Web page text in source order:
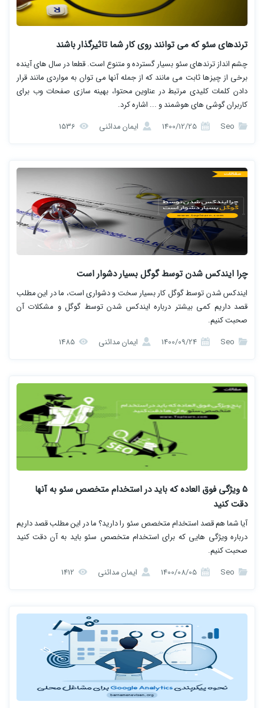
ترندهای سئو که می توانند روی کار شما تاثیرگذار باشند
چشم انداز ترندهای سئو بسیار گسترده و متنوع است. قطعا در سال های آینده
برخی از چیزها ثابت می مانند که از جمله آنها می توان به مواردی مانند قرار
دادن کلمات کلیدی مرتبط در عناوین محتوا، بهینه سازی صفحات وب برای
کاربران گوشی های هوشمند و ... اشاره کرد.
ایمان مدائنی
چرا ایندکس شدن توسط گوگل بسیار دشوار است
ایندکس شدن توسط گوگل کار بسیار سخت و دشواری است، ما در این مطلب
قصد داریم کمی بیشتر درباره ایندکس شدن توسط گوگل و مشکلات آن
صحبت کنیم.
ایمان مدائنی
5 ویژگی فوق العاده که باید در استخدام متخصص سئو به آنها
دقت کنید
آیا شما هم قصد استخدام متخصص سئو را دارید؟ ما در این مطلب قصد داریم
درباره ویژگی هایی که برای استخدام متخصص سئو باید به آن دقت کنید
صحبت کنیم.
ایمان مدائنی